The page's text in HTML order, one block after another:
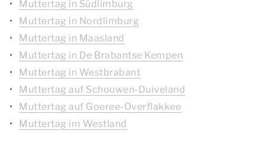
Muttertag in Südlimburg
Muttertag in Nordlimburg
Muttertag in Maasland
Muttertag in De Brabantse Kempen
Muttertag in Westbrabant
Muttertag auf Schouwen-Duiveland
Muttertag auf Goeree-Overflakkee
Muttertag im Westland